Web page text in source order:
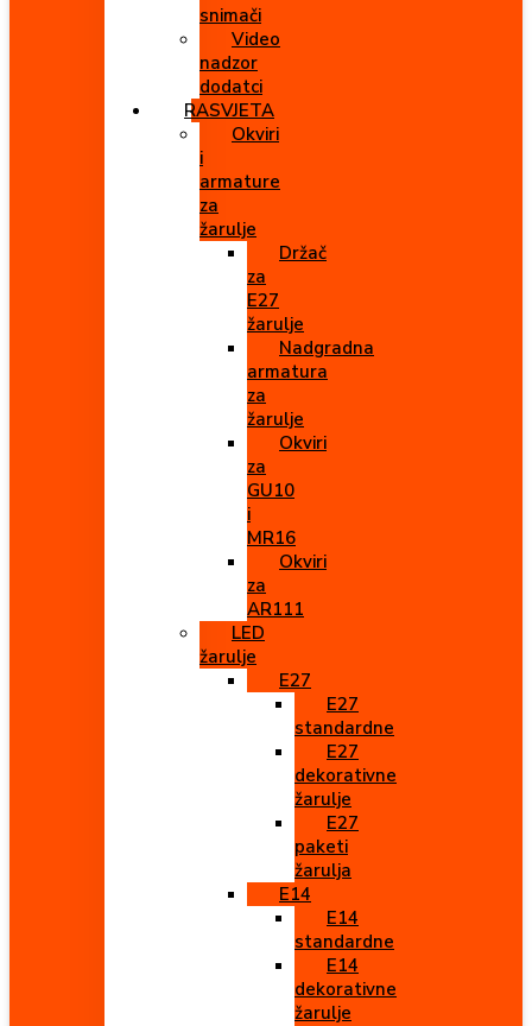
snimači
Video
nadzor
dodatci
RASVJETA
Okviri
i
armature
za
žarulje
Držač
za
E27
žarulje
Nadgradna
armatura
za
žarulje
Okviri
za
GU10
i
MR16
Okviri
za
AR111
LED
žarulje
E27
E27
standardne
E27
dekorativne
žarulje
E27
paketi
žarulja
E14
E14
standardne
E14
dekorativne
žarulje